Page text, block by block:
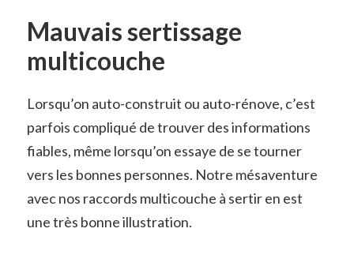
Mauvais sertissage
multicouche
Lorsqu’on auto-construit ou auto-rénove, c’est
parfois compliqué de trouver des informations
fiables, même lorsqu’on essaye de se tourner
vers les bonnes personnes. Notre mésaventure
avec nos raccords multicouche à sertir en est
une très bonne illustration.